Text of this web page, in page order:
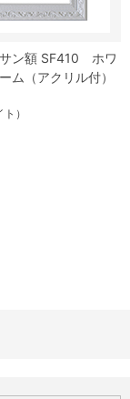
ン額 SF410 ホワ
ム（アクリル付）
）